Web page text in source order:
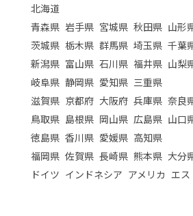
北海道
青森県 岩手県 宮城県 秋田県 山形
茨城県 栃木県 群馬県 埼玉県 千葉
新潟県 富山県 石川県 福井県 山梨
岐阜県 静岡県 愛知県 三重県
滋賀県 京都府 大阪府 兵庫県 奈良
鳥取県 島根県 岡山県 広島県 山口
徳島県 香川県 愛媛県 高知県
福岡県 佐賀県 長崎県 熊本県 大分
ドイツ インドネシア アメリカ エス